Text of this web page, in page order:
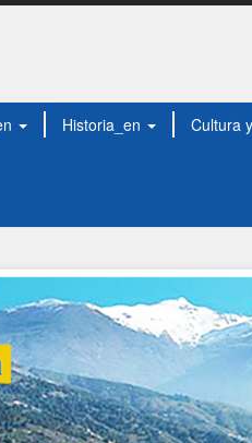
Historia_en Cultura